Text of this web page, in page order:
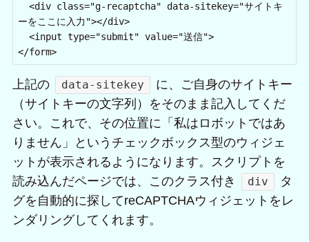
ーをここに入力"></div>
</form>
上記の data-sitekey
に、ご自身のサイトキー
（サイトキーの文字列）をそのまま記入してくだ
さい。これで、その位置に「私はロボットではあ
りません」というチェックボックス型のウィジェ
ットが表示されるようになります。スクリプトを
読み込んだページでは、このクラス付き
div
タ
グを自動的に探してreCAPTCHAウィジェットをレ
ンダリングしてくれます。